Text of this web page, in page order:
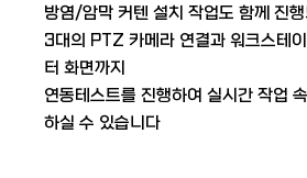
방염/암막 커텐 설치 작업도 함께 진
3대의 PTZ 카메라 연결과 워크스테
터 화면까지
연동테스트를 진행하여 실시간 작업
하실 수 있습니다